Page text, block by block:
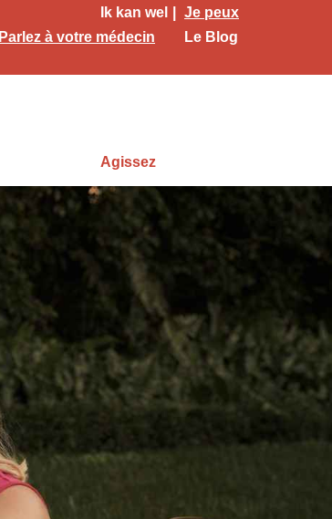
Ik kan wel
Je peux
Parlez à votre médecin Le Blog
Agissez